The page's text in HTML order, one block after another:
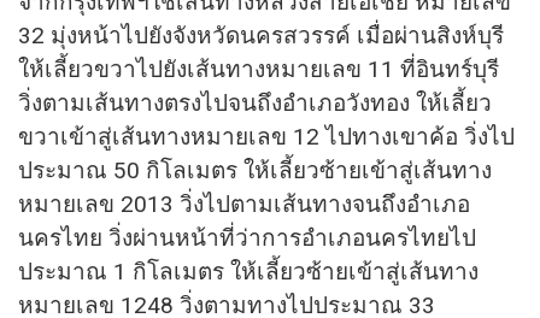
32 มุ่งหน้าไปยังจังหวัดนครสวรรค์ เมื่อผ่านสิงห์บุรี
ให้เลี้ยวขวาไปยังเส้นทางหมายเลข 11 ที่อินทร์บุรี
วิ่งตามเส้นทางตรงไปจนถึงอำเภอวังทอง ให้เลี้ยว
ขวาเข้าสู่เส้นทางหมายเลข 12 ไปทางเขาค้อ วิ่งไป
ประมาณ 50 กิโลเมตร ให้เลี้ยวซ้ายเข้าสู่เส้นทาง
หมายเลข 2013 วิ่งไปตามเส้นทางจนถึงอำเภอ
นครไทย วิ่งผ่านหน้าที่ว่าการอำเภอนครไทยไป
ประมาณ 1 กิโลเมตร ให้เลี้ยวซ้ายเข้าสู่เส้นทาง
หมายเลข 1248 วิ่งตามทางไปประมาณ 33